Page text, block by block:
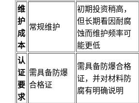
维
护
成
本
常规维护
初期投资稍高，
但长期看因耐腐
蚀而维护频率可
能更低
认
证
要
求
需具备防爆
合格证
需具备防爆合格
证，并对材料防
腐有明确说明